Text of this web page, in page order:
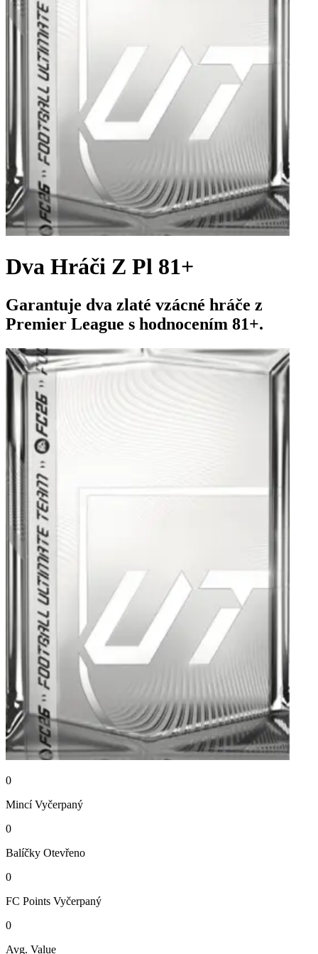
Dva Hráči Z Pl 81+
Garantuje dva zlaté vzácné hráče z
Premier League s hodnocením 81+.
0
Mincí Vyčerpaný
0
Balíčky Otevřeno
0
FC Points Vyčerpaný
0
Avg. Value